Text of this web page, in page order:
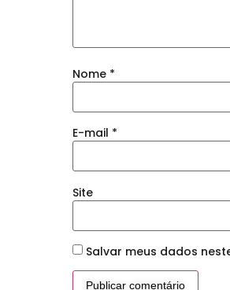
Nome *
E-mail *
Site
Salvar meus dados